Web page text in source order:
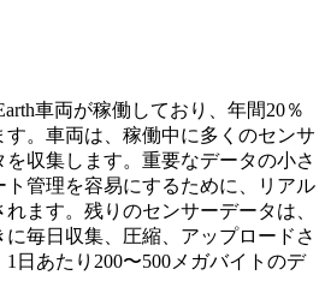
車両が稼働しており、年間20％
。車両は、稼働中に多くのセンサ
収集します。重要なデータの小さ
管理を容易にするために、リアル
ます。残りのセンサーデータは、
毎日収集、圧縮、アップロードさ
日あたり200〜500メガバイトのデ